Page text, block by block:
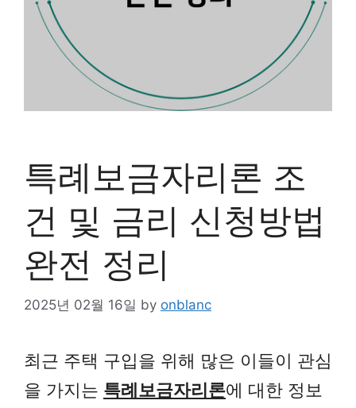
특례보금자리론 조
건 및 금리 신청방법
완전 정리
2025년 02월 16일 by onblanc
최근 주택 구입을 위해 많은 이들이 관심
을 가지는 특례보금자리론에 대한 정보